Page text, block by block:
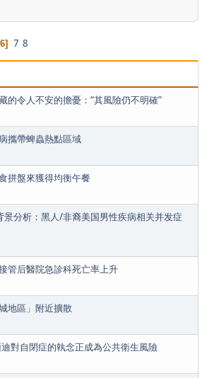
6 7 8
的令人不安的擔憂：“其風險仍不明確”
攜帶蜱蟲熱點區域
拼盤來獲得均衡午餐
景分析：黑人/非裔美国男性疾病相关并发症
管后醫院急診科死亡率上升
地區」附近擴散
對自閉症的執念正成為公共衛生風險